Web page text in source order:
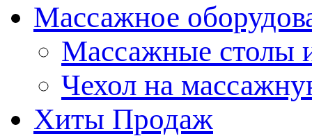
Массажное
Массажные столы
Чехол на
Хиты Продаж